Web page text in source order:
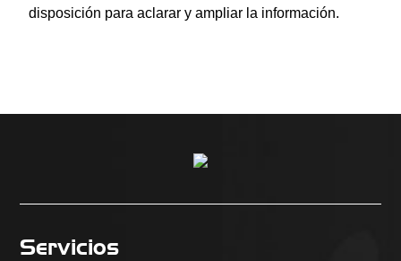
disposición para aclarar y ampliar la información.
Servicios